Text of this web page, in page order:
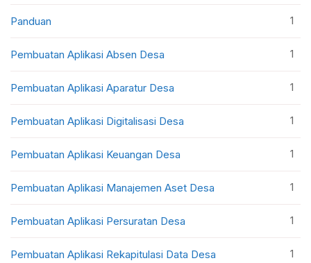
Panduan 1
Pembuatan Aplikasi Absen Desa 1
Pembuatan Aplikasi Aparatur Desa 1
Pembuatan Aplikasi Digitalisasi Desa 1
Pembuatan Aplikasi Keuangan Desa 1
Pembuatan Aplikasi Manajemen Aset Desa 1
Pembuatan Aplikasi Persuratan Desa 1
Pembuatan Aplikasi Rekapitulasi Data Desa 1